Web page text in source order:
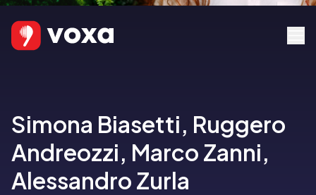
Simona Biasetti, Ruggero
Andreozzi, Marco Zanni,
Alessandro Zurla